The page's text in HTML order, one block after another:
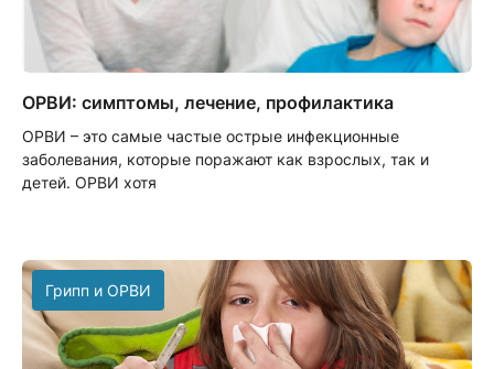
ОРВИ: симптомы, лечение, профилактика
ОРВИ – это самые частые острые инфекционные
заболевания, которые поражают как взрослых, так и
детей. ОРВИ хотя
Грипп и ОРВИ